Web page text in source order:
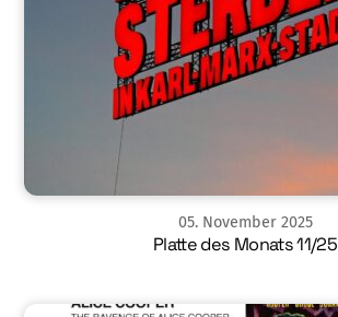
05. November 2025
Platte des Monats 11/25